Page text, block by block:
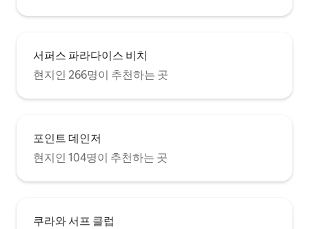
서퍼스 파라다이스 비치
현지인 266명이 추천하는 곳
포인트 데인저
현지인 104명이 추천하는 곳
쿠라와 서프 클럽